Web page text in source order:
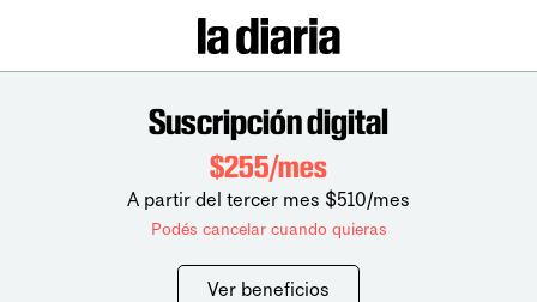
Suscripción digital
$255/mes
A partir del tercer mes $510/mes
Podés cancelar cuando quieras
Ver beneficios